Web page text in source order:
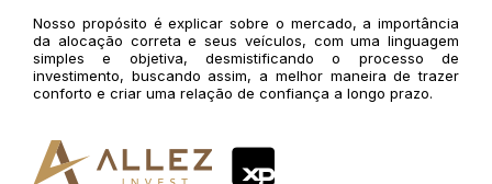
Nosso propósito é explicar sobre o mercado, a importância
da alocação correta e seus veículos, com uma linguagem
simples e objetiva, desmistificando o processo de
investimento, buscando assim, a melhor maneira de trazer
conforto e criar uma relação de confiança a longo prazo.